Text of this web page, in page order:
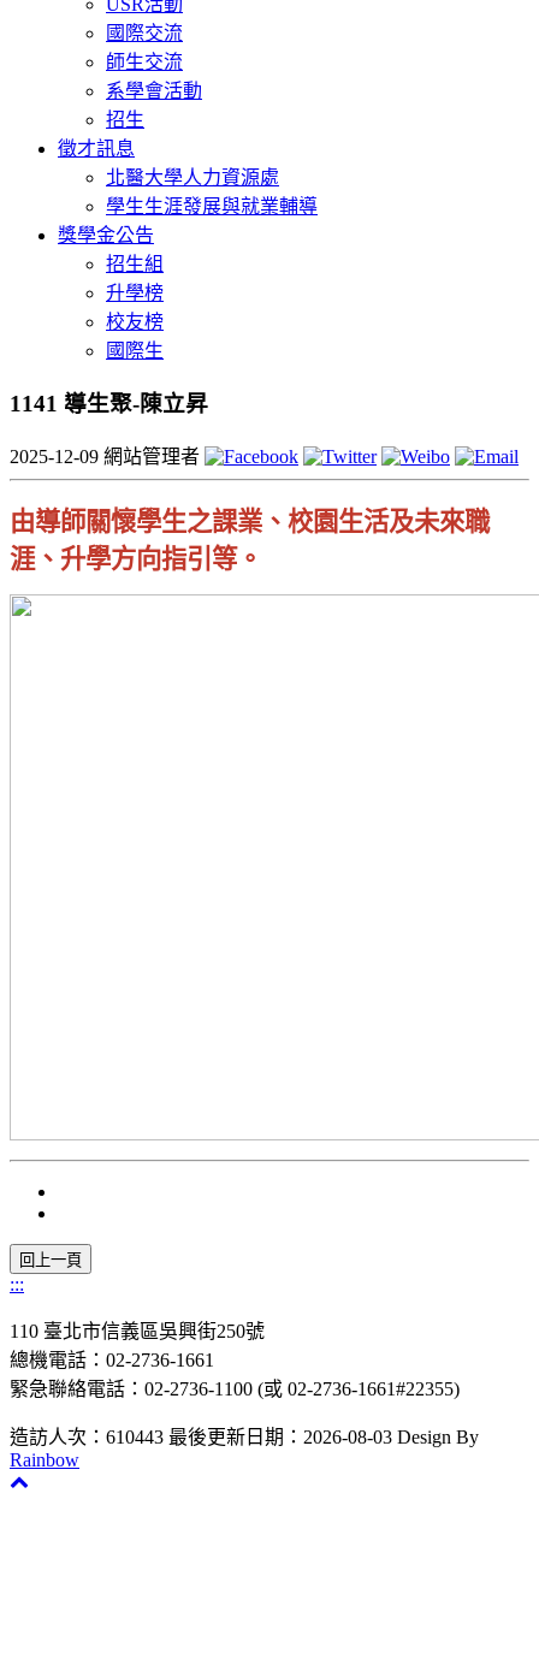
國際交流
師生交流
系學會活動
招生
徵才訊息
北醫大學人力資源處
學生生涯發展與就業輔導
獎學金公告
招生組
升學榜
校友榜
國際生
1141 導生聚-陳立昇
2025-12-09 網站管理者
由導師關懷學生之課業、校園生活及未來職
涯、升學方向指引等。
:::
110 臺北市信義區吳興街250號
總機電話：02-2736-1661
緊急聯絡電話：02-2736-1100 (或 02-2736-1661#22355)
造訪人次：610443 最後更新日期：2026-08-03 Design By
Rainbow